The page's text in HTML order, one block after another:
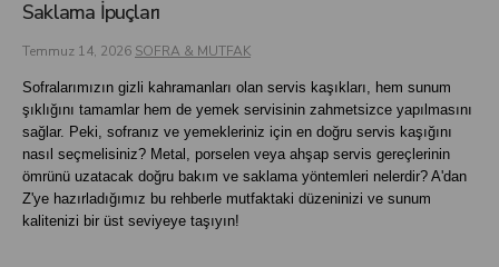
Saklama İpuçları
Temmuz 14, 2026 SOFRA & MUTFAK
Sofralarımızın gizli kahramanları olan servis kaşıkları, hem sunum
şıklığını tamamlar hem de yemek servisinin zahmetsizce yapılmasını
sağlar. Peki, sofranız ve yemekleriniz için en doğru servis kaşığını
nasıl seçmelisiniz? Metal, porselen veya ahşap servis gereçlerinin
ömrünü uzatacak doğru bakım ve saklama yöntemleri nelerdir? A'dan
Z'ye hazırladığımız bu rehberle mutfaktaki düzeninizi ve sunum
kalitenizi bir üst seviyeye taşıyın!